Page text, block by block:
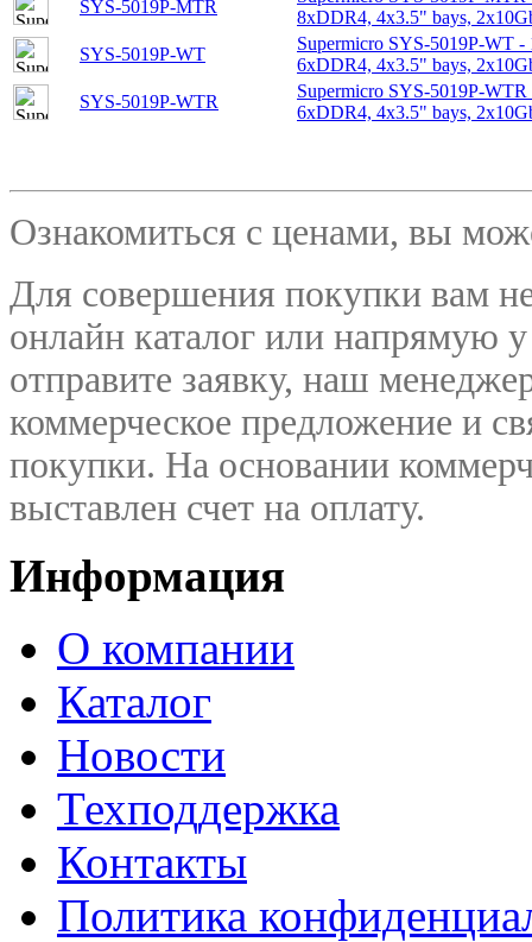
SYS-5019P-MTR
8xDDR4, 4x3.5" bays,
SYS-5019P-WT
Supermicro SYS-5019P-WT
6xDDR4, 4x3.5" bays,
SYS-5019P-WTR
Supermicro SYS-5019P-
6xDDR4, 4x3.5" bays,
Ознакомиться с ценами, вы
Для совершения покупки вам
онлайн каталог или напрямую
отправите заявку, наш
коммерческое предложение и
покупки. На основании
выставлен счет на оплату.
Информация
О компании
Каталог
Новости
Техподдержка
Контакты
Политика